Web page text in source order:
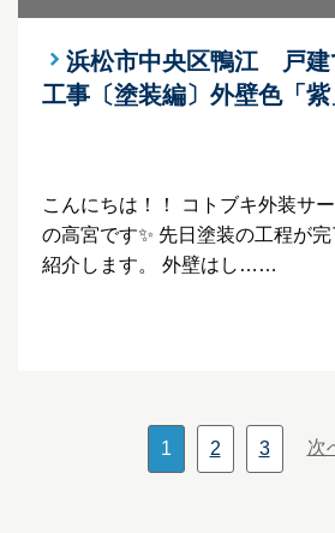
浜松市中央区鴨江 戸建
工事〔塗装編〕外壁色「紫
こんにちは！！ コトブキ外装サ
の高宮です✨ 先日塗装の工程が
紹介します。 外壁はし……
1 2 3 次